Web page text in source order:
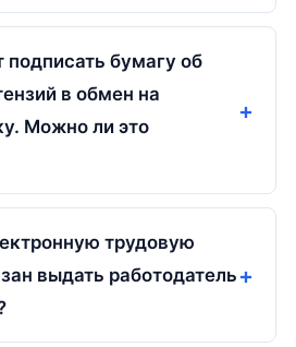
бумагу об
в обмен на
Можно ли это
трудовую
выдать работодатель